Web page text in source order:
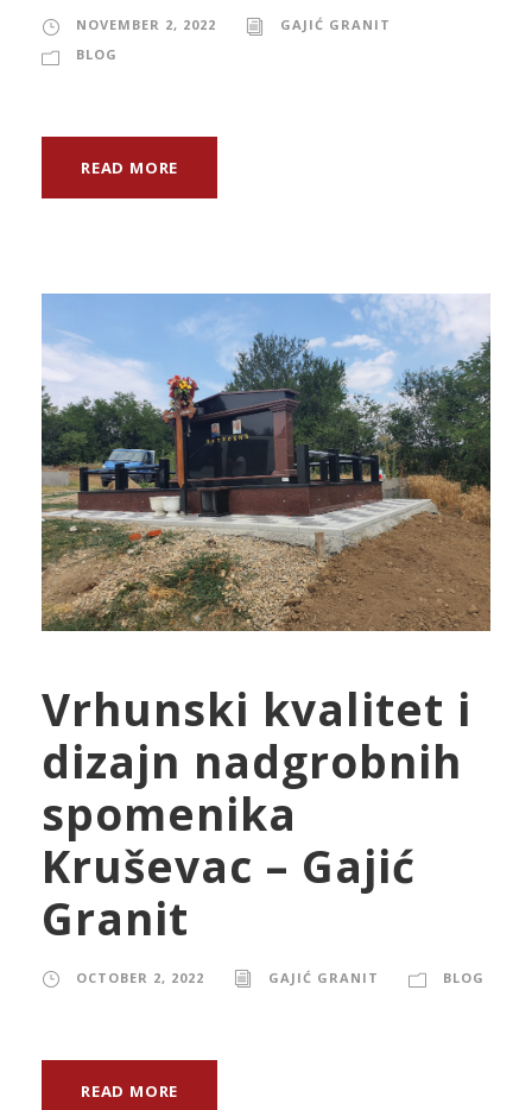
NOVEMBER 2, 2022
GAJIĆ GRANIT
BLOG
READ MORE
Vrhunski kvalitet i
dizajn nadgrobnih
spomenika
Kruševac – Gajić
Granit
OCTOBER 2, 2022 GAJIĆ GRANIT BLOG
READ MORE